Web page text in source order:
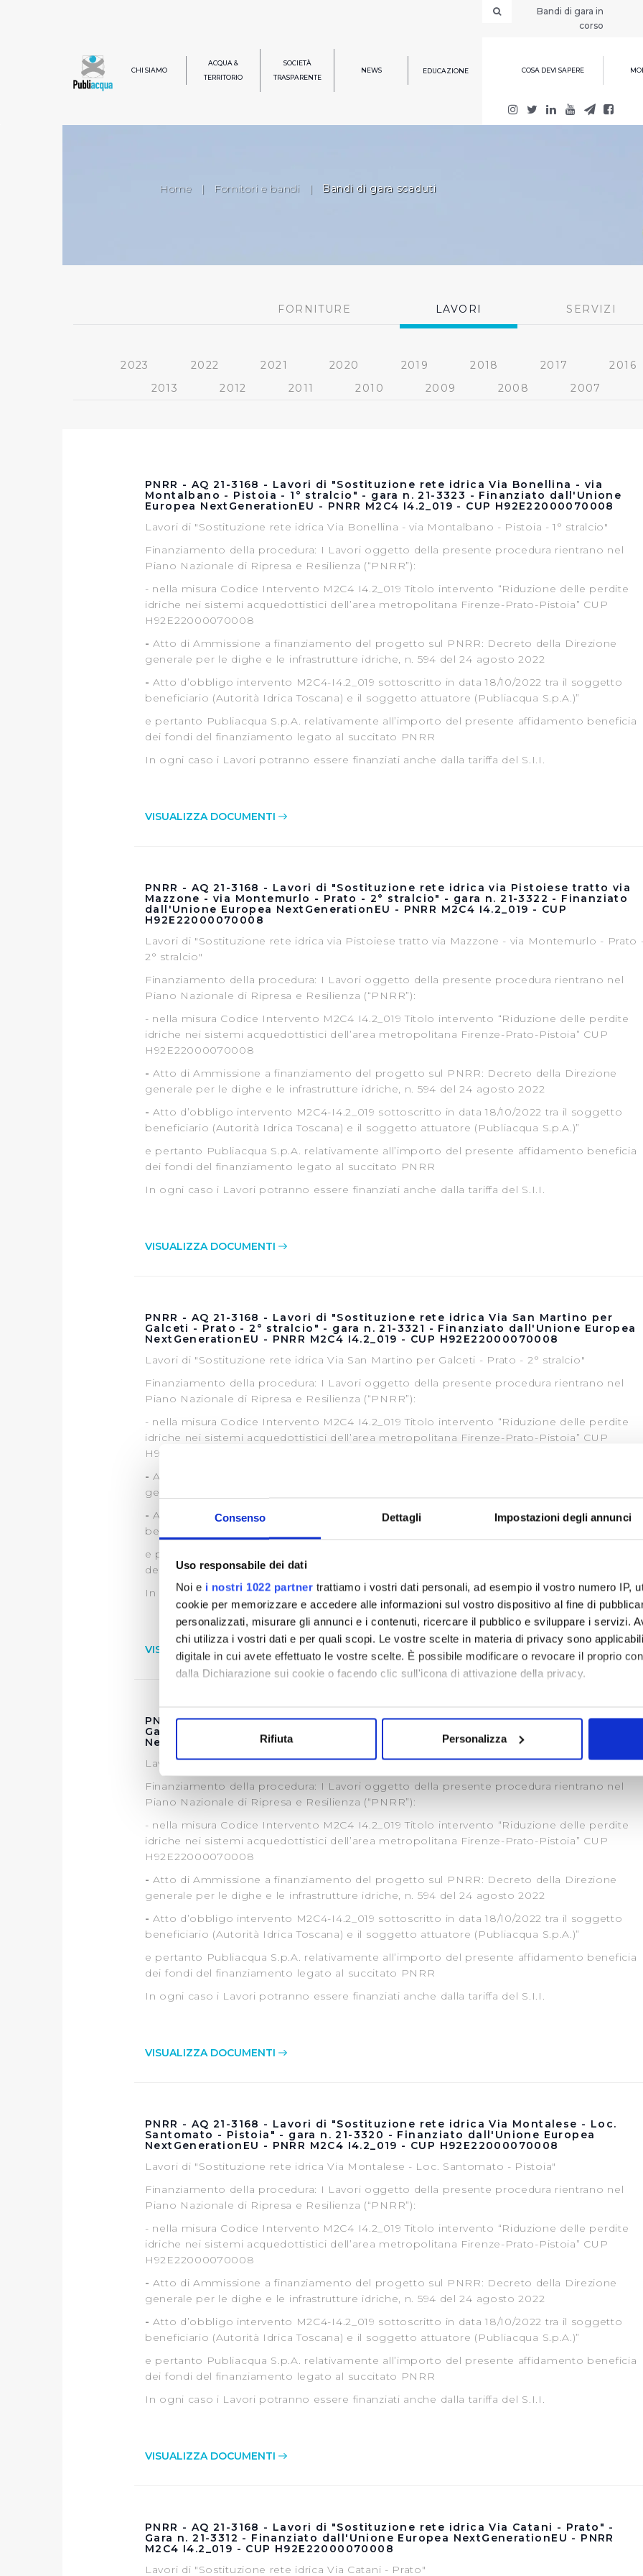
Consenso Dettagli Impostazioni degli annunci
Uso responsabile dei dati
Noi e i nostri 1022 partner trattiamo i vostri dati personali, ad esempio il vostro numero IP,
cookie per memorizzare e accedere alle informazioni sul vostro dispositivo al fine di
personalizzati, misurare gli annunci e i contenuti, ricercare il pubblico e sviluppare i servizi.
chi utilizza i vostri dati e per quali scopi. Le vostre scelte in materia di privacy sono
digitale in cui avete effettuato le vostre scelte. È possibile modificare o revocare il proprio
dalla Dichiarazione sui cookie o facendo clic sull'icona di attivazione della privacy.
Identificare il tuo dispositivo, scansionandolo attivamente alla ricerca di
digitali).
Approfondisci come vengono elaborati i tuoi dati personali e imposta le tue preferenze nella
modificare o ritirare il tuo consenso in qualsiasi momento dalla Dichiarazione sui cookie.
Utilizziamo dei cookie tecnici necessari per rendere fruibile il sito web abilitandone
navigazione sulle pagine e l'accesso alle aree protette. In linea con le preferenze
per personalizzare contenuti ed annunci e per fornire funzionalità dei social media,
modo in cui l’Utente utilizza il nostro sito con i nostri partner. Tali soggetti, che si
pubblicità e social media, potrebbero combinare le informazioni ricevute con altre
loro o che hanno raccolto dal suo utilizzo dei loro servizi.
Cliccando su "Accetta tutti", l'Utente accetta di memorizzare tutti i cookie sul dispositivo
Cliccando su "Rifiuta" o sulla "X" posizionata in alto a destra in questo banner l’Utente
Rifiuta Personalizza
Bandi di gara in
corso
CHI SIAMO
ACQUA &
TERRITORIO
SOCIETÀ
TRASPARENTE
NEWS EDUCAZIONE COSA DEVI SAPERE
Home | Fornitori e bandi | Bandi di gara scaduti
FORNITURE LAVORI SERVIZI
2023 2022 2021 2020 2019 2018 2017
2016
2013
2012 2011 2010 2009 2008 2007
PNRR - AQ 21-3168 - Lavori di "Sostituzione rete idrica Via Bonellina - via
Montalbano - Pistoia - 1° stralcio" - gara n. 21-3323 - Finanziato dall'Unione
Europea NextGenerationEU - PNRR M2C4 I4.2_019 - CUP H92E22000070008
Lavori di "Sostituzione rete idrica Via Bonellina - via Montalbano - Pistoia - 1° stralcio"
Finanziamento della procedura: I Lavori oggetto della presente procedura rientrano nel
Piano Nazionale di Ripresa e Resilienza (“PNRR”):
- nella misura Codice Intervento M2C4 I4.2_019 Titolo intervento “Riduzione delle perdite
idriche nei sistemi acquedottistici dell’area metropolitana Firenze-Prato-Pistoia” CUP
H92E22000070008
-Atto di Ammissione a finanziamento del progetto sul PNRR: Decreto della Direzione
generale per le dighe e le infrastrutture idriche, n. 594 del 24 agosto 2022
-Atto d’obbligo intervento M2C4-I4.2_019 sottoscritto in data 18/10/2022 tra il soggetto
beneficiario (Autorità Idrica Toscana) e il soggetto attuatore (Publiacqua S.p.A.)”
e pertanto Publiacqua S.p.A. relativamente all’importo del presente affidamento beneficia
dei fondi del finanziamento legato al succitato PNRR
In ogni caso i Lavori potranno essere finanziati anche dalla tariffa del S.I.I.
VISUALIZZA DOCUMENTI
PNRR - AQ 21-3168 - Lavori di "Sostituzione rete idrica via Pistoiese tratto via
Mazzone - via Montemurlo - Prato - 2° stralcio" - gara n. 21-3322 - Finanziato
dall'Unione Europea NextGenerationEU - PNRR M2C4 I4.2_019 - CUP
H92E22000070008
Lavori di "Sostituzione rete idrica via Pistoiese tratto via Mazzone - via Montemurlo - Prato
2° stralcio"
Finanziamento della procedura: I Lavori oggetto della presente procedura rientrano nel
Piano Nazionale di Ripresa e Resilienza (“PNRR”):
- nella misura Codice Intervento M2C4 I4.2_019 Titolo intervento “Riduzione delle perdite
idriche nei sistemi acquedottistici dell’area metropolitana Firenze-Prato-Pistoia” CUP
H92E22000070008
-Atto di Ammissione a finanziamento del progetto sul PNRR: Decreto della Direzione
generale per le dighe e le infrastrutture idriche, n. 594 del 24 agosto 2022
-Atto d’obbligo intervento M2C4-I4.2_019 sottoscritto in data 18/10/2022 tra il soggetto
beneficiario (Autorità Idrica Toscana) e il soggetto attuatore (Publiacqua S.p.A.)”
e pertanto Publiacqua S.p.A. relativamente all’importo del presente affidamento beneficia
dei fondi del finanziamento legato al succitato PNRR
In ogni caso i Lavori potranno essere finanziati anche dalla tariffa del S.I.I.
VISUALIZZA DOCUMENTI
PNRR - AQ 21-3168 - Lavori di "Sostituzione rete idrica Via San Martino per
Galceti - Prato - 2° stralcio" - gara n. 21-3321 - Finanziato dall'Unione Europea
NextGenerationEU - PNRR M2C4 I4.2_019 - CUP H92E22000070008
Lavori di "Sostituzione rete idrica Via San Martino per Galceti - Prato - 2° stralcio"
Finanziamento della procedura: I Lavori oggetto della presente procedura rientrano nel
Piano Nazionale di Ripresa e Resilienza (“PNRR”):
- nella misura Codice Intervento M2C4 I4.2_019 Titolo intervento “Riduzione delle perdite
idriche nei sistemi acquedottistici dell’area metropolitana Firenze-Prato-Pistoia” CUP
H92E22000070008
-Atto di Ammissione a finanziamento del progetto sul PNRR: Decreto della Direzione
generale per le dighe e le infrastrutture idriche, n. 594 del 24 agosto 2022
-Atto d’obbligo intervento M2C4-I4.2_019 sottoscritto in data 18/10/2022 tra il soggetto
beneficiario (Autorità Idrica Toscana) e il soggetto attuatore (Publiacqua S.p.A.)”
e pertanto Publiacqua S.p.A. relativamente all’importo del presente affidamento beneficia
dei fondi del finanziamento legato al succitato PNRR
In ogni caso i Lavori potranno essere finanziati anche dalla tariffa del S.I.I.
VISUALIZZA DOCUMENTI
PNRR - AQ 21-3168 - Lavori di "Sostituzione rete idrica Via San Martino per
Galceti - Prato - 1° stralcio" - Gara n. 21-3313 -Finanziato dall'Unione Europea
NextGenerationEU - PNRR M2C4 I4.2_019 - CUP H92E22000070008
Lavori di "Sostituzione rete idrica Via San Martino per Galceti - Prato - 1° stralcio"
Finanziamento della procedura: I Lavori oggetto della presente procedura rientrano nel
Piano Nazionale di Ripresa e Resilienza (“PNRR”):
- nella misura Codice Intervento M2C4 I4.2_019 Titolo intervento “Riduzione delle perdite
idriche nei sistemi acquedottistici dell’area metropolitana Firenze-Prato-Pistoia” CUP
H92E22000070008
-Atto di Ammissione a finanziamento del progetto sul PNRR: Decreto della Direzione
generale per le dighe e le infrastrutture idriche, n. 594 del 24 agosto 2022
-Atto d’obbligo intervento M2C4-I4.2_019 sottoscritto in data 18/10/2022 tra il soggetto
beneficiario (Autorità Idrica Toscana) e il soggetto attuatore (Publiacqua S.p.A.)”
e pertanto Publiacqua S.p.A. relativamente all’importo del presente affidamento beneficia
dei fondi del finanziamento legato al succitato PNRR
In ogni caso i Lavori potranno essere finanziati anche dalla tariffa del S.I.I.
VISUALIZZA DOCUMENTI
PNRR - AQ 21-3168 - Lavori di "Sostituzione rete idrica Via Montalese - Loc.
Santomato - Pistoia" - gara n. 21-3320 - Finanziato dall'Unione Europea
NextGenerationEU - PNRR M2C4 I4.2_019 - CUP H92E22000070008
Lavori di "Sostituzione rete idrica Via Montalese - Loc. Santomato - Pistoia"
Finanziamento della procedura: I Lavori oggetto della presente procedura rientrano nel
Piano Nazionale di Ripresa e Resilienza (“PNRR”):
- nella misura Codice Intervento M2C4 I4.2_019 Titolo intervento “Riduzione delle perdite
idriche nei sistemi acquedottistici dell’area metropolitana Firenze-Prato-Pistoia” CUP
H92E22000070008
-Atto di Ammissione a finanziamento del progetto sul PNRR: Decreto della Direzione
generale per le dighe e le infrastrutture idriche, n. 594 del 24 agosto 2022
-Atto d’obbligo intervento M2C4-I4.2_019 sottoscritto in data 18/10/2022 tra il soggetto
beneficiario (Autorità Idrica Toscana) e il soggetto attuatore (Publiacqua S.p.A.)”
e pertanto Publiacqua S.p.A. relativamente all’importo del presente affidamento beneficia
dei fondi del finanziamento legato al succitato PNRR
In ogni caso i Lavori potranno essere finanziati anche dalla tariffa del S.I.I.
VISUALIZZA DOCUMENTI
PNRR - AQ 21-3168 - Lavori di "Sostituzione rete idrica Via Catani - Prato" -
Gara n. 21-3312 - Finanziato dall'Unione Europea NextGenerationEU - PNRR
M2C4 I4.2_019 - CUP H92E22000070008
Lavori di "Sostituzione rete idrica Via Catani - Prato"